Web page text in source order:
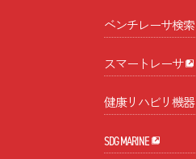
ベンチレーサ検索
スマートレーサ
健康リハビリ機器
SDG MARINE